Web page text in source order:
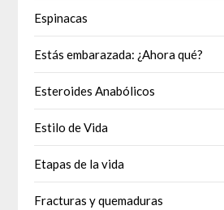
Espinacas
Estás embarazada: ¿Ahora qué?
Esteroides Anabólicos
Estilo de Vida
Etapas de la vida
Fracturas y quemaduras